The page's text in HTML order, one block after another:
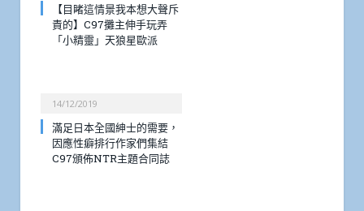
【目睹這情景我本想大聲斥
責的】C97攤主伸手玩弄
「小精靈」天狼星歐派
14/12/2019
滿足日本全國紳士的需要，
因應性癖排行作家們集結
C97頒佈NTR主題合同誌